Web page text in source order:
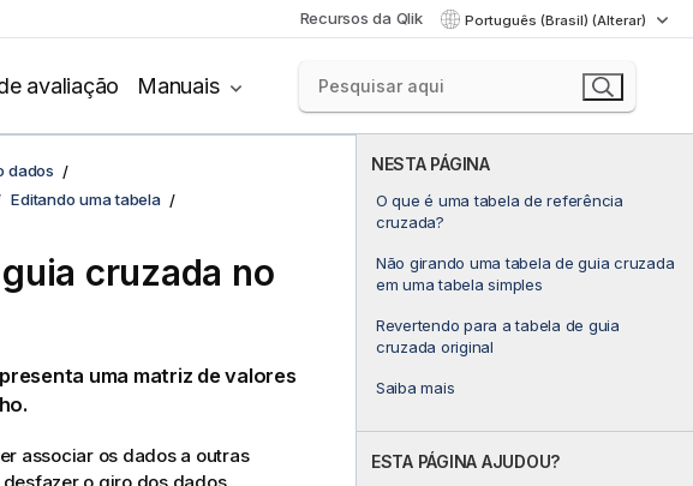
Recursos da Qlik Português (Brasil) (Alterar)
avaliação Manuais
NESTA PÁGINA
O que é uma tabela de referência
cruzada?
Não girando uma tabela de guia cruzada
em uma tabela simples
Revertendo para a tabela de guia
cruzada original
Saiba mais
ESTA PÁGINA AJUDOU?
dados
Editando uma tabela
cruzada no
uma matriz de valores
associar os dados a outras